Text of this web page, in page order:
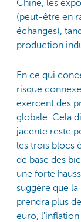
Chine, les
(peut-être en
échanges),
production
En ce qui
risque
exercent des
globale. Cela
jacente reste
les trois blocs
de base des
une forte
suggère que
prendra plus
euro, l'inflation